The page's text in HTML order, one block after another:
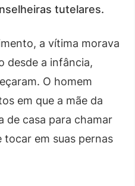
tutelares.
a vítima morava
desde a infância,
O homem
em que a mãe da
de casa para chamar
tocar em suas pernas